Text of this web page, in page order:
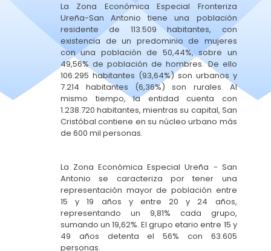
La Zona Económica Especial Fronteriza
Ureña-San Antonio tiene una población
residente de 113.509 habitantes, con
existencia de un predominio de mujeres
con una población de 50,44%, sobre un
49,56% de población de hombres. De ello
106.295 habitantes (93,64%) son urbanos y
7.214 habitantes (6,36%) son rurales. Al
mismo tiempo, la entidad cuenta con
1.238.720 habitantes, mientras su capital, San
Cristóbal contiene en su núcleo urbano más
de 600 mil personas.
La Zona Económica Especial Ureña - San
Antonio se caracteriza por tener una
representación mayor de población entre
15 y 19 años y entre 20 y 24 años,
representando un 9,81% cada grupo,
sumando un 19,62%. El grupo etario entre 15 y
49 años detenta el 56% con 63.605
personas.